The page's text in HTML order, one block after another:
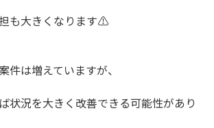
も大きくなります⚠️
件は増えていますが、
状況を大きく改善できる可能性があり